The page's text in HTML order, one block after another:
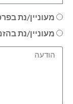
מעוניין/נת
מעוניין/נת